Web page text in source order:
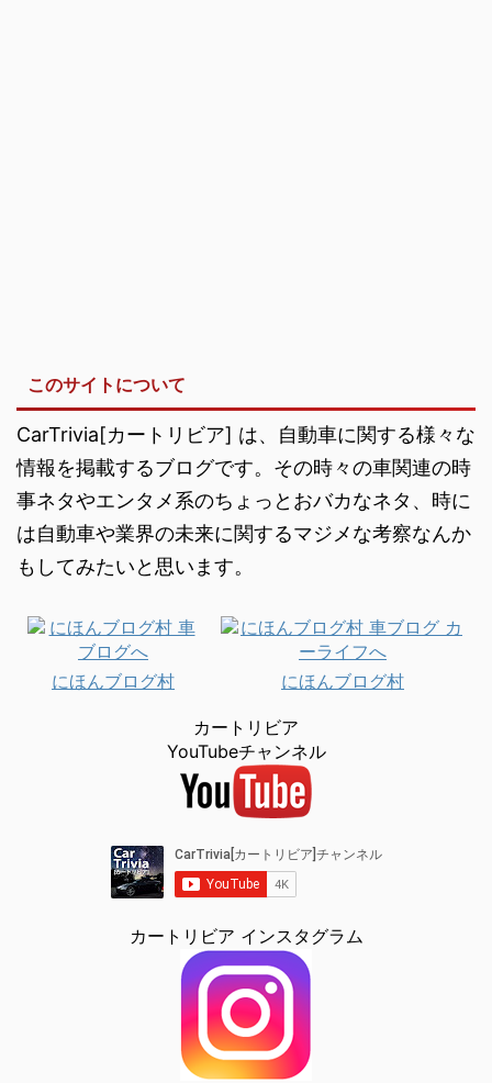
このサイトについて
CarTrivia[カートリビア] は、自動車に関する様々な
情報を掲載するブログです。その時々の車関連の時
事ネタやエンタメ系のちょっとおバカなネタ、時に
は自動車や業界の未来に関するマジメな考察なんか
もしてみたいと思います。
にほんブログ村 にほんブログ村
カートリビア
YouTubeチャンネル
カートリビア インスタグラム